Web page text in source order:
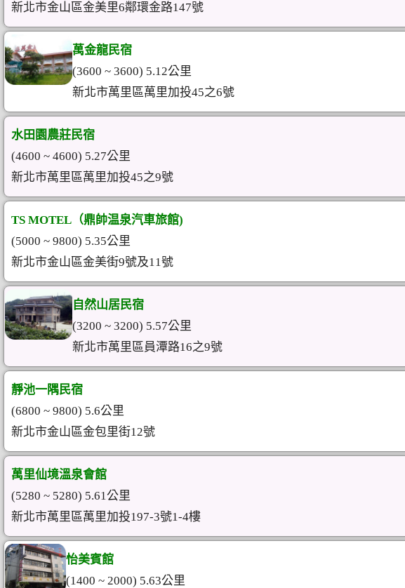
新北市金山區金美里6鄰環金路147號
萬金龍民宿
(3600 ~ 3600) 5.12公里
新北市萬里區萬里加投45之6號
水田園農莊民宿
(4600 ~ 4600) 5.27公里
新北市萬里區萬里加投45之9號
TS MOTEL（鼎帥温泉汽車旅館)
(5000 ~ 9800) 5.35公里
新北市金山區金美街9號及11號
自然山居民宿
(3200 ~ 3200) 5.57公里
新北市萬里區員潭路16之9號
靜池一隅民宿
(6800 ~ 9800) 5.6公里
新北市金山區金包里街12號
萬里仙境溫泉會館
(5280 ~ 5280) 5.61公里
新北市萬里區萬里加投197-3號1-4樓
怡美賓館
(1400 ~ 2000) 5.63公里